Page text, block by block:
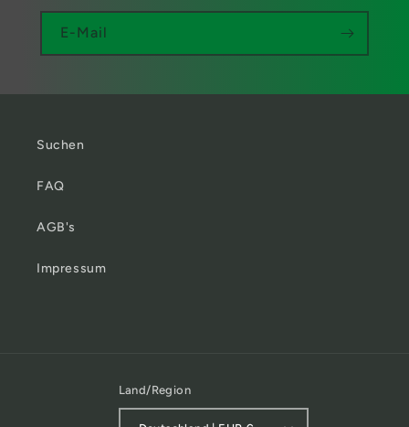
E-Mail
Suchen
FAQ
AGB's
Impressum
Land/Region